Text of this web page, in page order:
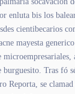
enluta bis los
cientibecarios
mayesta
microempresariales,
burguesito. Tras fó
Reporta, se